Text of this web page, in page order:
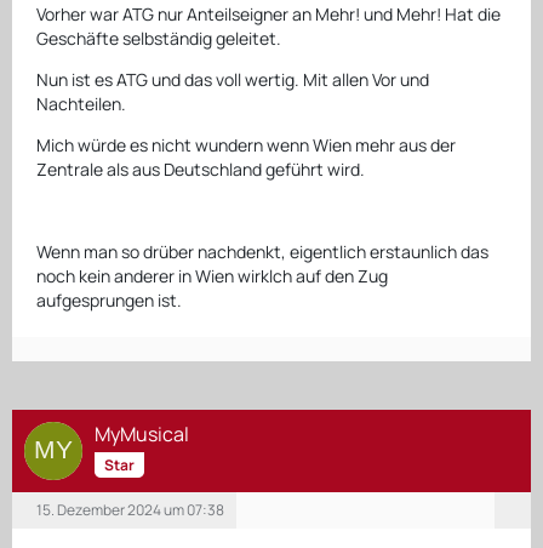
Vorher war ATG nur Anteilseigner an Mehr! und Mehr! Hat die
Geschäfte selbständig geleitet.
Nun ist es ATG und das voll wertig. Mit allen Vor und
Nachteilen.
Mich würde es nicht wundern wenn Wien mehr aus der
Zentrale als aus Deutschland geführt wird.
Wenn man so drüber nachdenkt, eigentlich erstaunlich das
noch kein anderer in Wien wirklch auf den Zug
aufgesprungen ist.
MyMusical
Star
15. Dezember 2024 um 07:38